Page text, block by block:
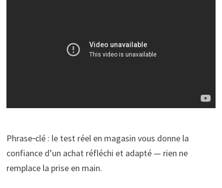
Phrase‑clé : le test réel en magasin vous donne la
confiance d’un achat réfléchi et adapté — rien ne
remplace la prise en main.